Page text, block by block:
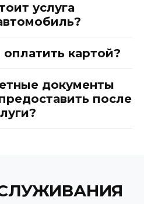
услуга
картой?
документы
после